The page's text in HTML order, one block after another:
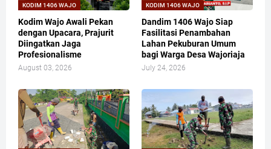
KODIM 1406 WAJO
Kodim Wajo Awali Pekan
dengan Upacara, Prajurit
Diingatkan Jaga
Profesionalisme
August 03, 2026
KODIM 1406 WAJO
Dandim 1406 Wajo Siap
Fasilitasi Penambahan
Lahan Pekuburan Umum
bagi Warga Desa Wajoriaja
July 24, 2026